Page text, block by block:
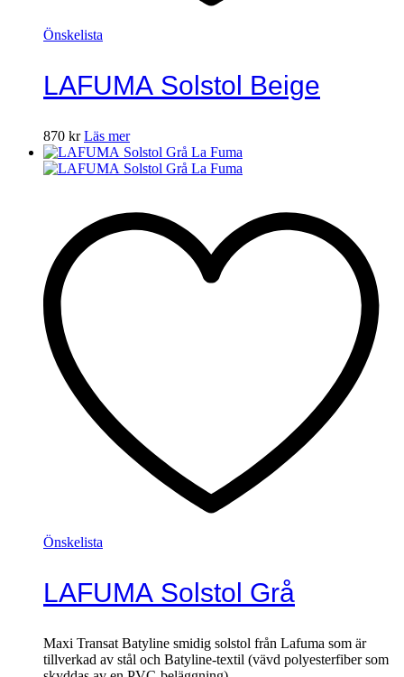
Önskelista
LAFUMA Solstol Beige
870 kr Läs mer
Önskelista
LAFUMA Solstol Grå
Maxi Transat Batyline smidig solstol från Lafuma som är
tillverkad av stål och Batyline-textil (vävd polyesterfiber som